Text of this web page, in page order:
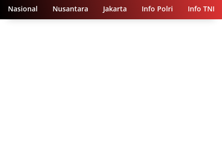
Nasional Nusantara Jakarta Info Polri Info TNI